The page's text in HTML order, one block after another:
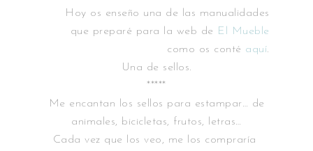
Hoy os enseño una de las manualidades
que preparé para la web de
El Mueble
como os conté aquí.
Una de sellos.
*****
Me encantan los sellos para estampar… de
animales, bicicletas, frutos, letras…
Cada vez que los veo, me los compraría